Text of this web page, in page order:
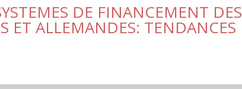
DE FINANCEMENT DES
ET ALLEMANDES: TENDANCES